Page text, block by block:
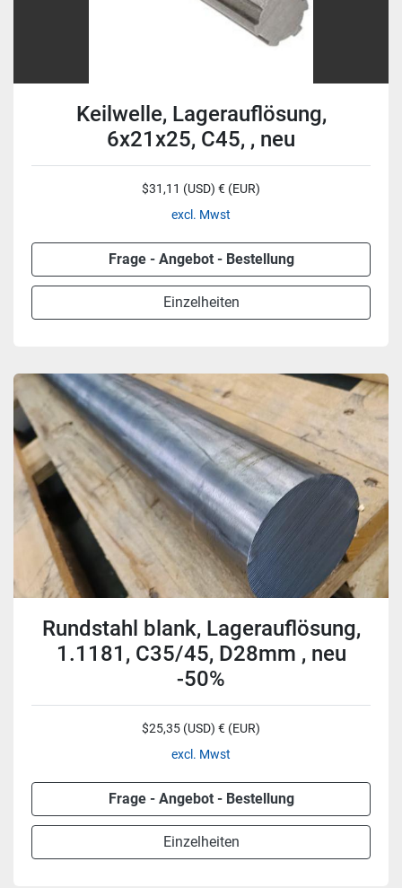
Keilwelle, Lagerauflösung,
6x21x25, C45, , neu
$31,11 (USD) € (EUR)
excl. Mwst
Frage - Angebot - Bestellung
Einzelheiten
Rundstahl blank, Lagerauflösung,
1.1181, C35/45, D28mm , neu
-50%
$25,35 (USD) € (EUR)
excl. Mwst
Frage - Angebot - Bestellung
Einzelheiten